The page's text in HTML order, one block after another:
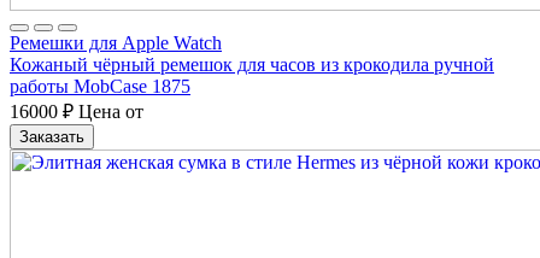
Ремешки для Apple Watch
Кожаный чёрный ремешок для часов из крокодила ручной
работы MobCase 1875
16000 ₽ Цена от
Заказать